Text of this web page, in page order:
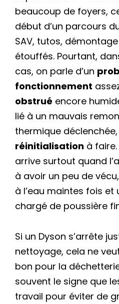
beaucoup de foyers,
début d’un parcours
SAV, tutos,
étouffés. Pourtant,
cas, on parle d’un
fonctionnement
obstrué encore
lié à un mauvais
thermique
réinitialisation à
arrive surtout quand
à avoir un peu de
à l’eau maintes fois et
chargé de poussière
Si un Dyson s’arrête
nettoyage, cela ne
bon pour la
souvent le signe que
travail pour éviter de